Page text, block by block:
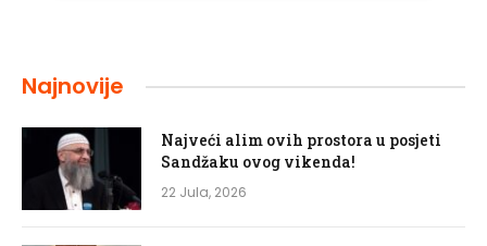
Najnovije
Najveći alim ovih prostora u posjeti
Sandžaku ovog vikenda!
22 Jula, 2026